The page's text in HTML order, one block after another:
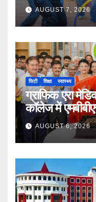
AUGUST 7, 2026
सिटी शिक्षा स्वास्थ्य
ग्राफिक एरा
कॉलेज में
AUGUST 6, 2026